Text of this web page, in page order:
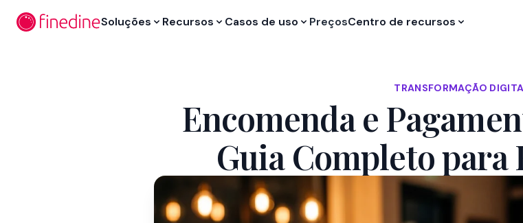
Soluções
Recursos Casos de uso PreçosCentro de recursos
TRANSFORMAÇÃO
Encomenda e
Guia Completo para